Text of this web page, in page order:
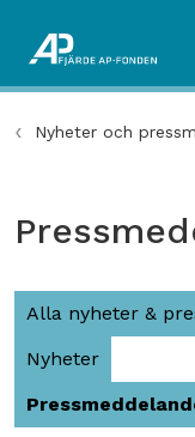
Nyheter och
Alla nyheter &
Nyheter